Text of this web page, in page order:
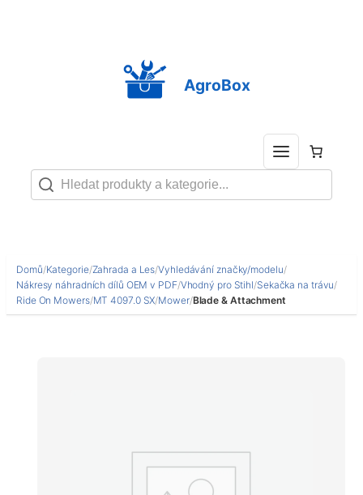
AgroBox
Domů/Kategorie/Zahrada a Les/Vyhledávání značky/modelu/
Nákresy náhradních dílů OEM v PDF/Vhodný pro Stihl/Sekačka na trávu/
Ride On Mowers/MT 4097.0 SX/Mower/Blade & Attachment